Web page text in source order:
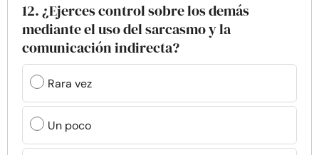
12. ¿Ejerces control sobre los demás
mediante el uso del sarcasmo y la
comunicación indirecta?
Rara vez
Un poco